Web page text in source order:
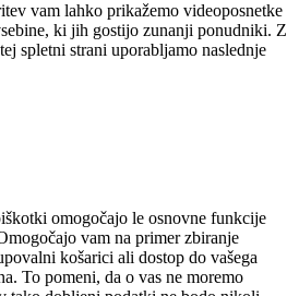
vam lahko prikažemo videoposnetke
ki jih gostijo zunanji ponudniki. Z
spletni strani uporabljamo naslednje
omogočajo le osnovne funkcije
vam na primer zbiranje
košarici ali dostop do vašega
To pomeni, da o vas ne moremo